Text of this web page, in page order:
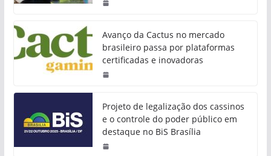
Avanço da Cactus no mercado
brasileiro passa por plataformas
certificadas e inovadoras
Projeto de legalização dos cassinos
e o controle do poder público em
destaque no BiS Brasília